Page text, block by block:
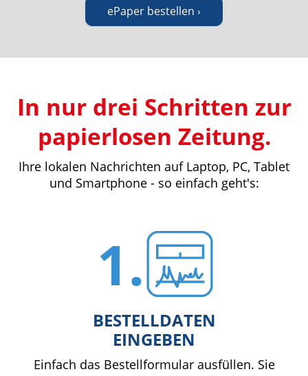
ePaper bestellen ›
In nur drei Schritten zur
papierlosen Zeitung.
Ihre lokalen Nachrichten auf Laptop, PC, Tablet
und Smartphone - so einfach geht's:
BESTELLDATEN
EINGEBEN
Einfach das Bestellformular ausfüllen. Sie